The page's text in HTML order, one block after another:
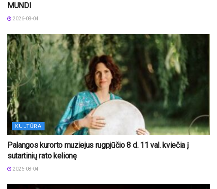
MUNDI
2026-08-04
KULTŪRA
Palangos kurorto muziejus rugpjūčio 8 d. 11 val. kviečia į
sutartinių rato kelionę
2026-08-04